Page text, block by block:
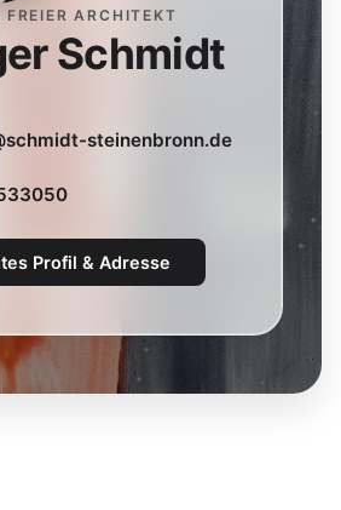
ARCHITEKT
Schmidt
steinenbronn.de
Profil & Adresse